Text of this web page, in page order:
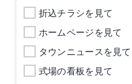
折込チラシを見て
ホームページを見て
タウンニュースを見て
式場の看板を見て